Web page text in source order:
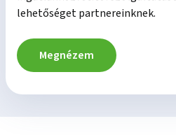
lehetőséget partnereinknek.
Megnézem